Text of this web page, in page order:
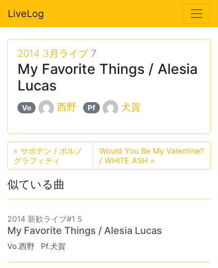
LiveLog
2014 3月ライブ7
My Favorite Things / Alesia
Lucas
Vo 西野 Pf 犬賀
« サボテン / ポルノ
グラフィティ
Would You Be My Valentine?
/ WHITE ASH »
似ている曲
2014 新歓ライブ#1 5
My Favorite Things / Alesia Lucas
Vo.西野 Pf.犬賀